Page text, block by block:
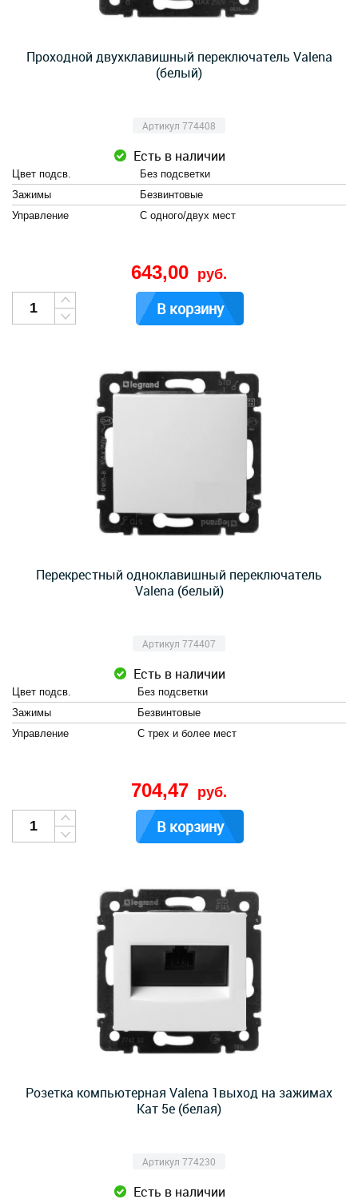
Проходной двухклавишный переключатель Valena
(белый)
Артикул 774408
Есть в наличии
Цвет подсв.
Без подсветки
Зажимы
Безвинтовые
Управление
С одного/двух мест
643,00 руб.
В корзину
Перекрестный одноклавишный переключатель
Valena (белый)
Артикул 774407
Есть в наличии
Цвет подсв.
Без подсветки
Зажимы
Безвинтовые
Управление
С трех и более мест
704,47 руб.
В корзину
Розетка компьютерная Valena 1выход на зажимах
Кат 5е (белая)
Артикул 774230
Есть в наличии